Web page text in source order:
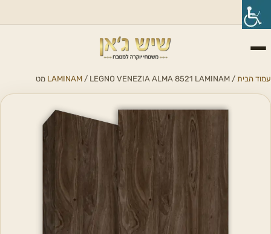
עמוד הבית /
LAMINAM / LEGNO VENEZIA ALMA 8521 LAMINAM מט